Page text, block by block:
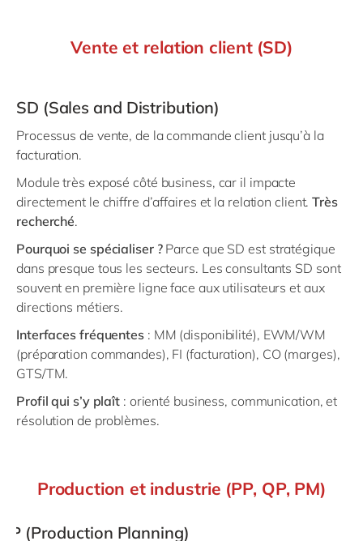
Vente et relation client (SD)
SD (Sales and Distribution)
Processus de vente, de la commande client jusqu’à la
facturation.
Module très exposé côté business, car il impacte
directement le chiffre d’affaires et la relation client.Très
recherché.
Pourquoi se spécialiser ?Parce que SD est stratégique
dans presque tous les secteurs. Les consultants SD sont
souvent en première ligne face aux utilisateurs et aux
directions métiers.
Interfaces fréquentes: MM (disponibilité), EWM/WM
(préparation commandes), FI (facturation), CO (marges),
GTS/TM.
Profil qui s’y plaît : orienté business, communication, et
résolution de problèmes.
Production et industrie (PP, QP, PM)
PP (Production Planning)